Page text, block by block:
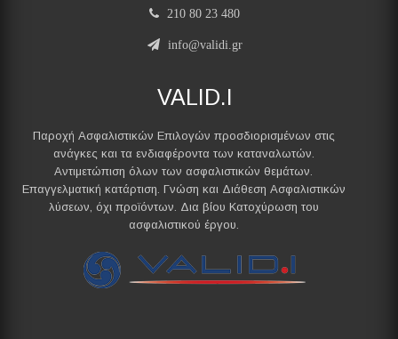
210 80 23 480
info@validi.gr
VALID.I
Παροχή Ασφαλιστικών Επιλογών προσδιορισμένων στις
ανάγκες και τα ενδιαφέροντα των καταναλωτών.
Αντιμετώπιση όλων των ασφαλιστικών θεμάτων.
Επαγγελματική κατάρτιση. Γνώση και Διάθεση Ασφαλιστικών
λύσεων, όχι προϊόντων. Δια βίου Κατοχύρωση του
ασφαλιστικού έργου.